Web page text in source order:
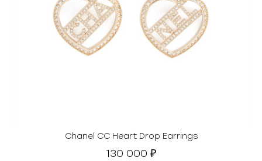
Chanel CC Heart Drop Earrings
130 000 ₽